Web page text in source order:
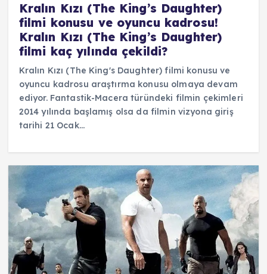
Kralın Kızı (The King’s Daughter)
filmi konusu ve oyuncu kadrosu!
Kralın Kızı (The King’s Daughter)
filmi kaç yılında çekildi?
Kralın Kızı (The King's Daughter) filmi konusu ve
oyuncu kadrosu araştırma konusu olmaya devam
ediyor. Fantastik-Macera türündeki filmin çekimleri
2014 yılında başlamış olsa da filmin vizyona giriş
tarihi 21 Ocak…